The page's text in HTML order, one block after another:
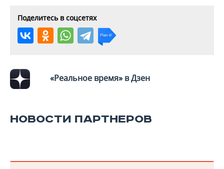
Поделитесь в соцсетях
«Реальное время» в Дзен
НОВОСТИ ПАРТНЕРОВ